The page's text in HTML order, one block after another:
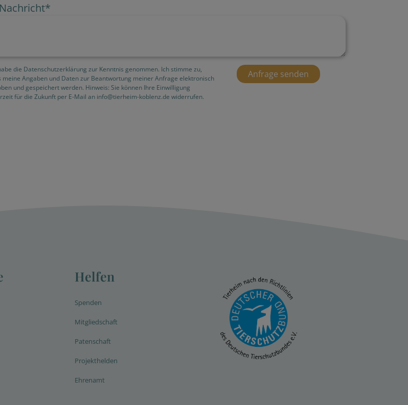
*
die Datenschutzerklärung zur Kenntnis genommen. Ich stimme zu,
meine Angaben und Daten zur Beantwortung meiner Anfrage elektronisch
und gespeichert werden. Hinweis: Sie können Ihre Einwilligung
für die Zukunft per E-Mail an info@tierheim-koblenz.de widerrufen.
Helfen
Spenden
Mitgliedschaft
Patenschaft
Projekthelden
Ehrenamt